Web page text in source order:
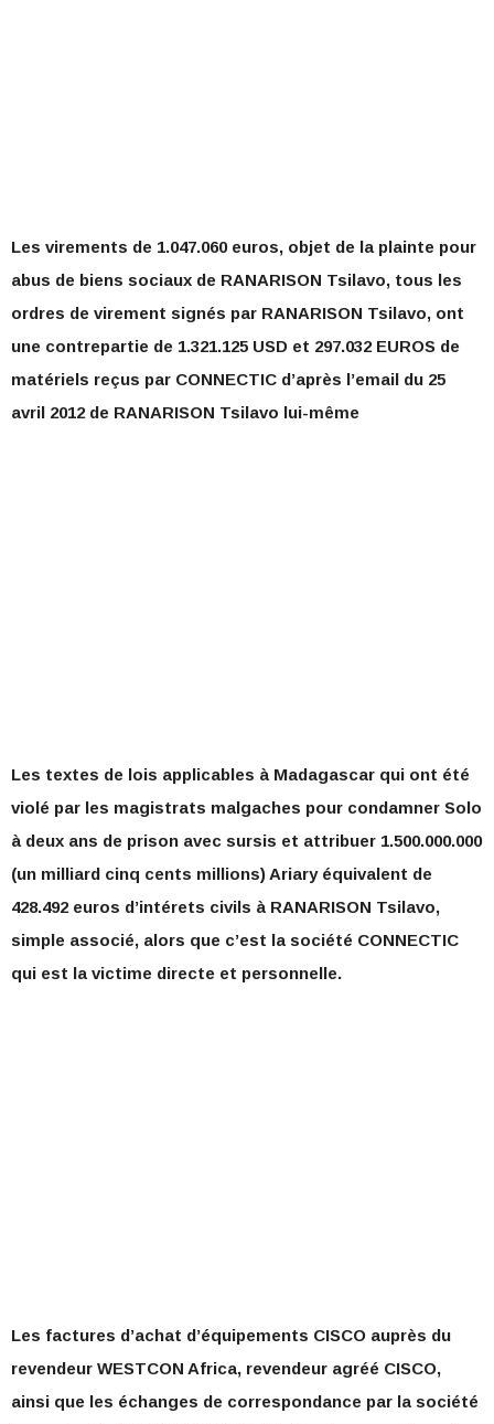
Les virements de 1.047.060 euros, objet de la plainte pour
abus de biens sociaux de RANARISON Tsilavo, tous les
ordres de virement signés par RANARISON Tsilavo, ont
une contrepartie de 1.321.125 USD et 297.032 EUROS de
matériels reçus par CONNECTIC d’après l’email du 25
avril 2012 de RANARISON Tsilavo lui-même
Les textes de lois applicables à Madagascar qui ont été
violé par les magistrats malgaches pour condamner Solo
à deux ans de prison avec sursis et attribuer 1.500.000.000
(un milliard cinq cents millions) Ariary équivalent de
428.492 euros d’intérets civils à RANARISON Tsilavo,
simple associé, alors que c’est la société CONNECTIC
qui est la victime directe et personnelle.
Les factures d’achat d’équipements CISCO auprès du
revendeur WESTCON Africa, revendeur agréé CISCO,
ainsi que les échanges de correspondance par la société